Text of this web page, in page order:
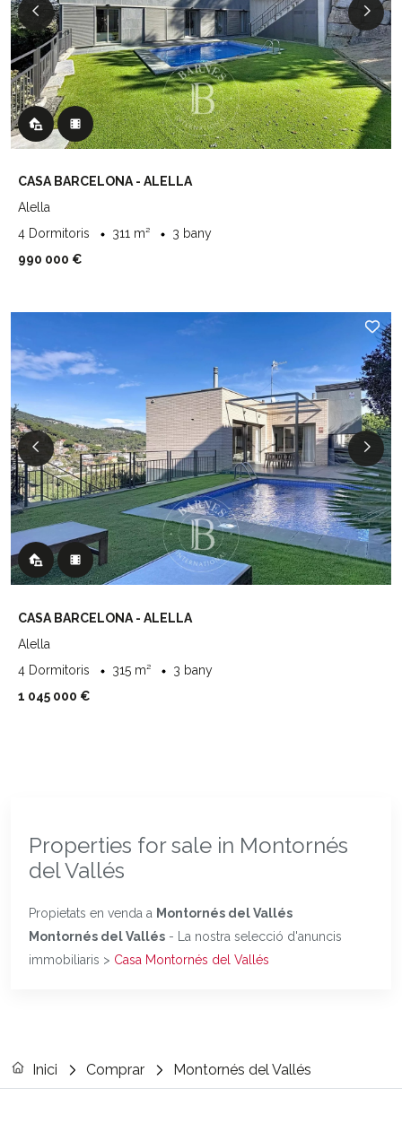
CASA BARCELONA - ALELLA
Alella
4 Dormitoris
311 m²
3 bany
990 000 €
CASA BARCELONA - ALELLA
Alella
4 Dormitoris
315 m²
3 bany
1 045 000 €
Properties for sale in Montornés
del Vallés
Propietats en venda a Montornés del Vallés
Montornés del Vallés - La nostra selecció d'anuncis
immobiliaris > Casa Montornés del Vallés
Inici Comprar Montornés del Vallés